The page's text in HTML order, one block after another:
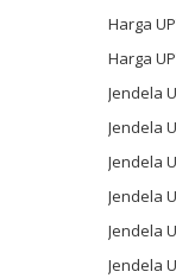
Harga
Harga
Jendela
Jendela
Jendela
Jendela
Jendela
Jendela